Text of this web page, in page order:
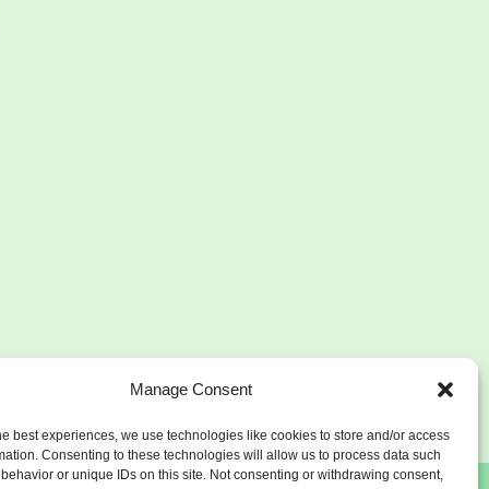
Manage Consent
best experiences, we use technologies like cookies to store and/or access
Consenting to these technologies will allow us to process data such
or unique IDs on this site. Not consenting or withdrawing consent,